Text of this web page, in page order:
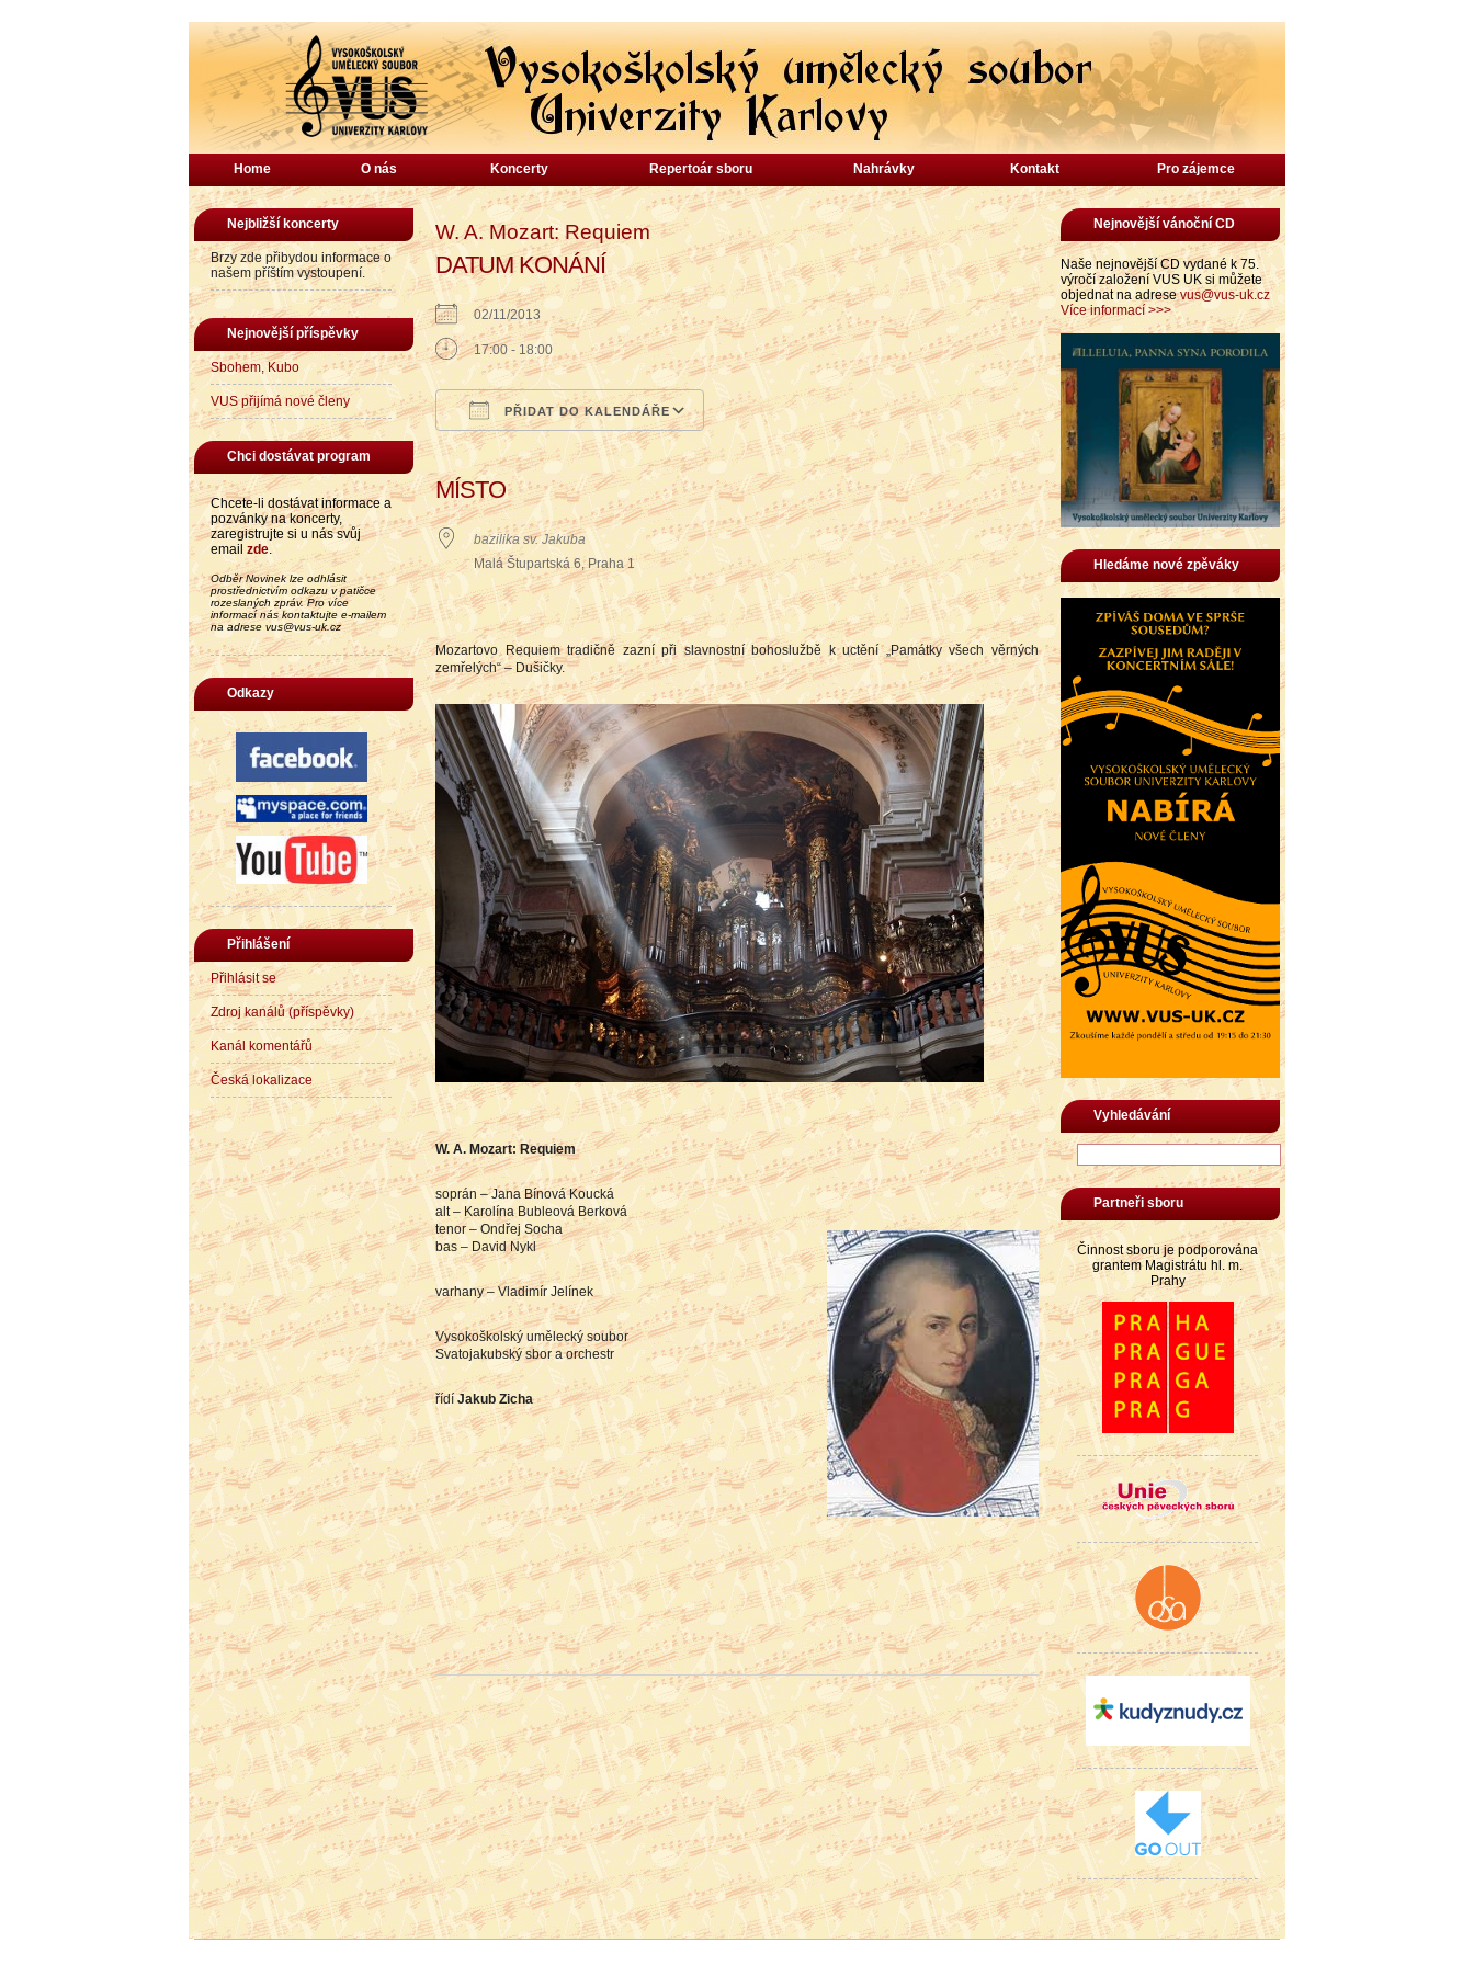
Home O nás Koncerty Repertoár sboru Nahrávky Kontakt Pro zájemce
Nejbližší koncerty
Brzy zde přibydou informace o
našem příštím vystoupení.
Nejnovější příspěvky
Sbohem, Kubo
VUS přijímá nové členy
Chci dostávat program
Chcete-li dostávat informace a
pozvánky na koncerty,
zaregistrujte si u nás svůj
email zde.
Odběr Novinek lze odhlásit
prostřednictvím odkazu v patičce
rozeslaných zpráv. Pro více
informací nás kontaktujte e-mailem
na adrese vus@vus-uk.cz
Odkazy
Přihlášení
Přihlásit se
Zdroj kanálů (příspěvky)
Kanál komentářů
Česká lokalizace
W. A. Mozart: Requiem
DATUM KONÁNÍ
02/11/2013
17:00 - 18:00
PŘIDAT DO KALENDÁŘE
Download ICSGoogle Calendar
iCalendarOffice 365 Outlook Live
MÍSTO
bazilika sv. Jakuba
Malá Štupartská 6, Praha 1
Mozartovo Requiem tradičně zazní při slavnostní bohoslužbě k uctění „Památky všech věrných
zemřelých“ – Dušičky.
W. A. Mozart: Requiem
soprán – Jana Bínová Koucká
alt – Karolína Bubleová Berková
tenor – Ondřej Socha
bas – David Nykl
varhany – Vladimír Jelínek
Vysokoškolský umělecký soubor
Svatojakubský sbor a orchestr
řídíJakub Zicha
Nejnovější vánoční CD
Naše nejnovější CD vydané k 75.
výročí založení VUS UK si můžete
objednat na adresevus@vus-uk.cz
Více informací >>>
Hledáme nové zpěváky
Vyhledávání
Partneři sboru
Činnost sboru je podporována
grantem Magistrátu hl. m.
Prahy